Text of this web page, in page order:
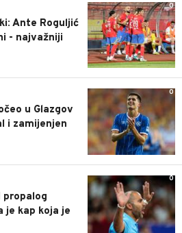
0
Ante Roguljić
- najvažniji
0
u Glazgov
i zamijenjen
0
propalog
je kap koja je